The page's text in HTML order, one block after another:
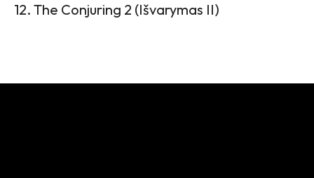
12. The Conjuring 2 (Išvarymas II)